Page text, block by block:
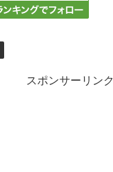
スポンサーリンク